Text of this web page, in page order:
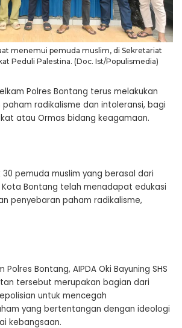
menemui pemuda muslim, di Sekretariat
Peduli Palestina. (Doc. Ist/Populismedia)
Polres Bontang terus melakukan
radikalisme dan intoleransi, bagi
atau Ormas bidang keagamaan.
30 pemuda muslim yang berasal dari
Kota Bontang telah menadapat edukasi
penyebaran paham radikalisme,
Polres Bontang, AIPDA Oki Bayuning SHS
tersebut merupakan bagian dari
untuk mencegah
yang bertentangan dengan ideologi
kebangsaan.